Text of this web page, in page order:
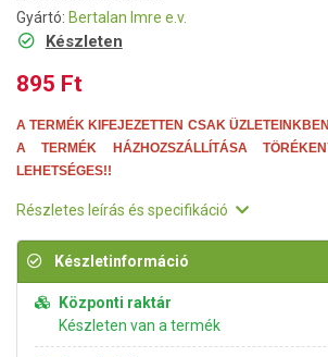
Gyártó: Bertalan Imre e.v.
Készleten
895 Ft
A TERMÉK KIFEJEZETTEN CSAK
A TERMÉK HÁZHOZSZÁLLÍTÁSA
LEHETSÉGES!!
Részletes leírás és specifikáció
Készletinformáció
Központi raktár
Készleten van a termék